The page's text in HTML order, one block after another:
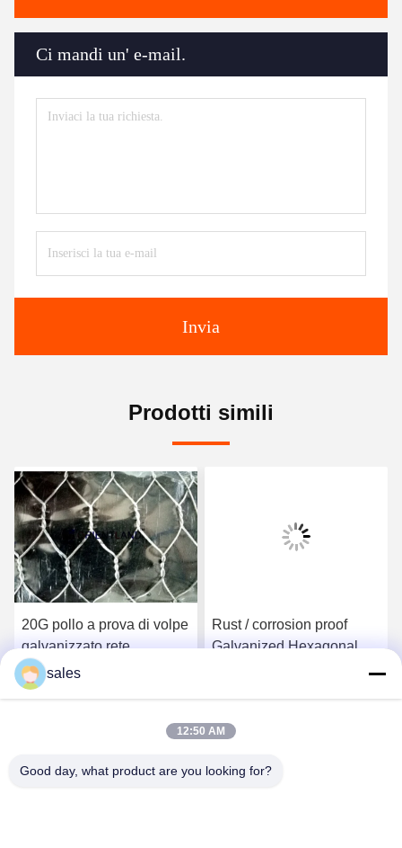
Ci mandi un' e-mail.
Invia
Prodotti simili
20G pollo a prova di volpe
galvanizzato rete
esagonale 36 pollici 150
piedi aspetto coerente
Rust / corrosion proof
Galvanized Hexagonal
sales
12:50 AM
Good day, what product are you looking for?